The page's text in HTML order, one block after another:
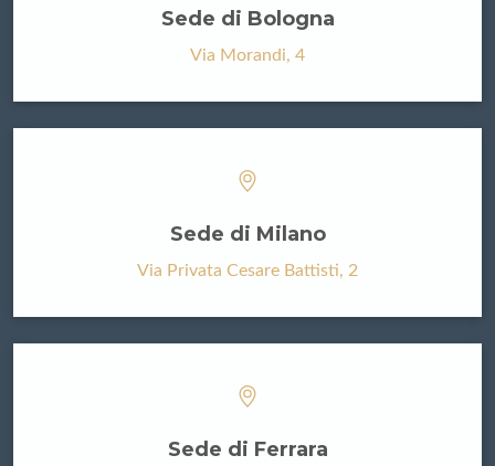
Sede di Bologna
Via Morandi, 4
Sede di Milano
Via Privata Cesare Battisti, 2
Sede di Ferrara